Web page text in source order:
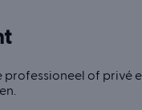
of privé